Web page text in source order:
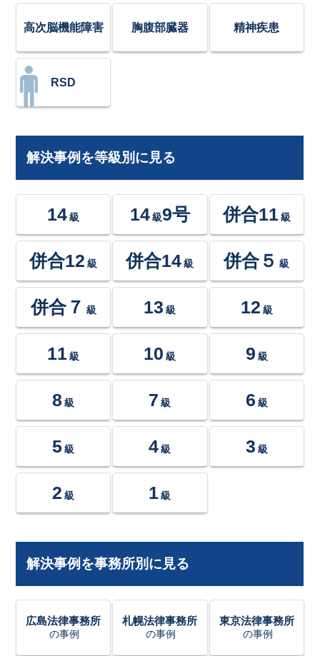
高次脳機能障害 胸腹部臓器 精神疾患
RSD
解決事例を等級別に見る
14 級 14級9号 併合11 級
併合12 級 併合14 級 併合５ 級
併合７ 級 13 級 12 級
11 級 10 級 9 級
8 級 7 級 6 級
5 級 4 級 3 級
2 級 1 級
解決事例を事務所別に見る
広島法律事務所
の事例
札幌法律事務所
の事例
東京法律事務所
の事例